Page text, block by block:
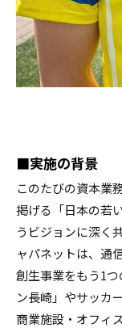
■実施の背景
このたびの資本業
掲げる「日本の若
うビジョンに深く
ャパネットは、通
創生事業をもう1
ン長崎」やサッカ
商業施設・オフィ